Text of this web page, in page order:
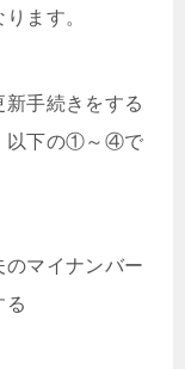
ます。
手続きをする
以下の①～④で
マイナンバー
る